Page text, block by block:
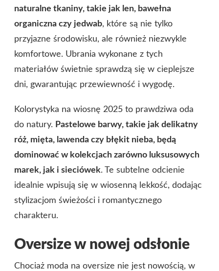
naturalne tkaniny, takie jak len, bawełna
organiczna czy jedwab, które są nie tylko
przyjazne środowisku, ale również niezwykle
komfortowe. Ubrania wykonane z tych
materiałów świetnie sprawdzą się w cieplejsze
dni, gwarantując przewiewność i wygodę.
Kolorystyka na wiosnę 2025 to prawdziwa oda
do natury. Pastelowe barwy, takie jak delikatny
róż, mięta, lawenda czy błękit nieba, będą
dominować w kolekcjach zarówno luksusowych
marek, jak i sieciówek. Te subtelne odcienie
idealnie wpisują się w wiosenną lekkość, dodając
stylizacjom świeżości i romantycznego
charakteru.
Oversize w nowej odsłonie
Chociaż moda na oversize nie jest nowością, w